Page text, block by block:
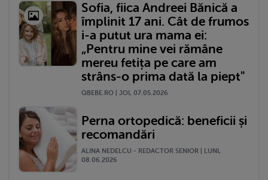
Sofia, fiica Andreei Bănică a
împlinit 17 ani. Cât de frumos
i-a putut ura mama ei:
„Pentru mine vei rămâne
mereu fetița pe care am
strâns-o prima dată la piept"
QBEBE.RO | JOI, 07.05.2026
Perna ortopedică: beneficii și
recomandări
ALINA NEDELCU - REDACTOR SENIOR | LUNI,
08.06.2026